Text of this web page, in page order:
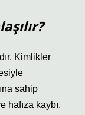
Kimlikler
sahip
hafıza kaybı,